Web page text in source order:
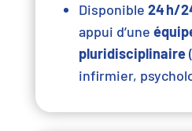
Disponible 24 h/
appui d’une
pluridisciplinaire
infirmier,